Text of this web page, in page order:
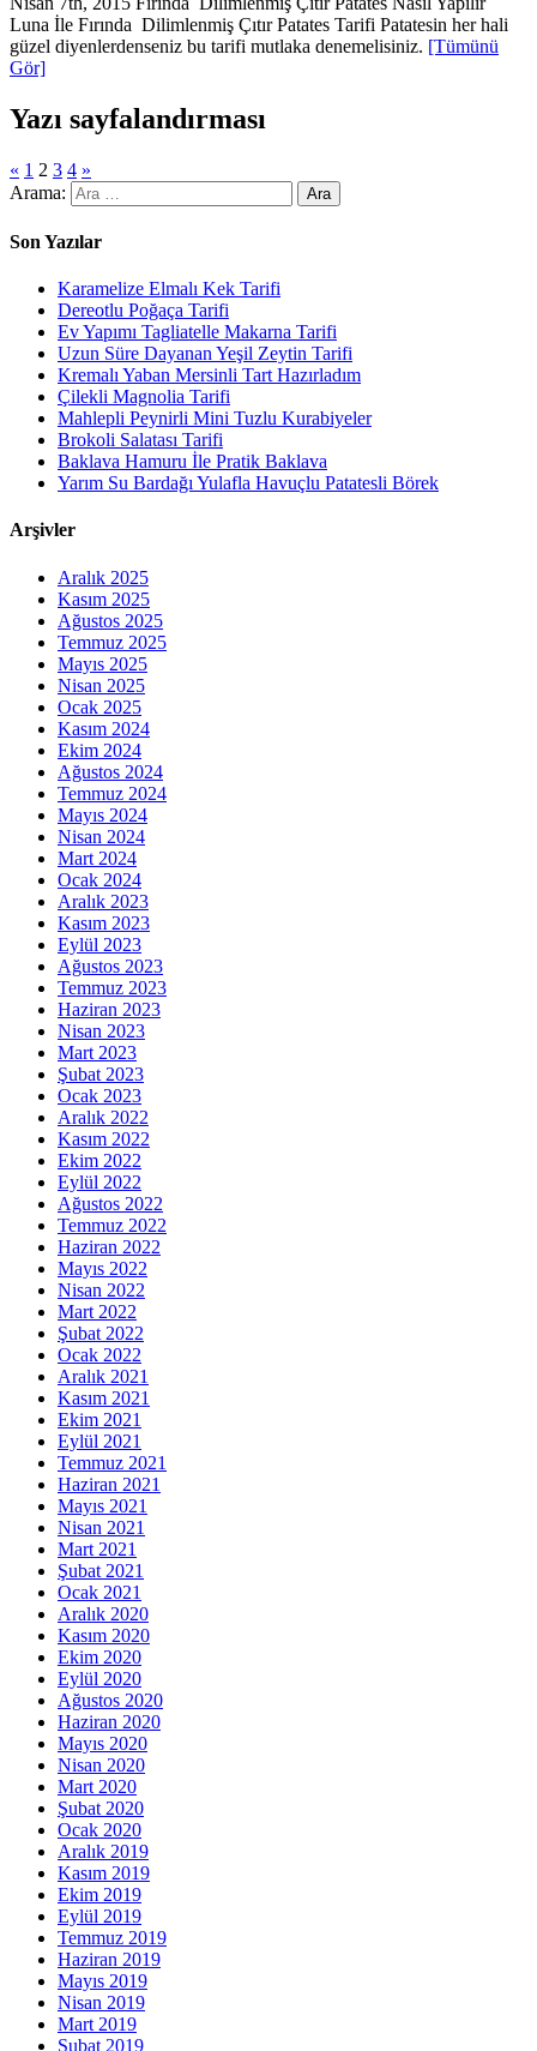
Luna İle Fırında Dilimlenmiş Çıtır Patates Tarifi Patatesin her hali
güzel diyenlerdenseniz bu tarifi mutlaka denemelisiniz. [Tümünü
Gör]
Yazı sayfalandırması
« 1 2 3 4 »
Arama:
Son Yazılar
Karamelize Elmalı Kek Tarifi
Dereotlu Poğaça Tarifi
Ev Yapımı Tagliatelle Makarna Tarifi
Uzun Süre Dayanan Yeşil Zeytin Tarifi
Kremalı Yaban Mersinli Tart Hazırladım
Çilekli Magnolia Tarifi
Mahlepli Peynirli Mini Tuzlu Kurabiyeler
Brokoli Salatası Tarifi
Baklava Hamuru İle Pratik Baklava
Yarım Su Bardağı Yulafla Havuçlu Patatesli Börek
Arşivler
Aralık 2025
Kasım 2025
Ağustos 2025
Temmuz 2025
Mayıs 2025
Nisan 2025
Ocak 2025
Kasım 2024
Ekim 2024
Ağustos 2024
Temmuz 2024
Mayıs 2024
Nisan 2024
Mart 2024
Ocak 2024
Aralık 2023
Kasım 2023
Eylül 2023
Ağustos 2023
Temmuz 2023
Haziran 2023
Nisan 2023
Mart 2023
Şubat 2023
Ocak 2023
Aralık 2022
Kasım 2022
Ekim 2022
Eylül 2022
Ağustos 2022
Temmuz 2022
Haziran 2022
Mayıs 2022
Nisan 2022
Mart 2022
Şubat 2022
Ocak 2022
Aralık 2021
Kasım 2021
Ekim 2021
Eylül 2021
Temmuz 2021
Haziran 2021
Mayıs 2021
Nisan 2021
Mart 2021
Şubat 2021
Ocak 2021
Aralık 2020
Kasım 2020
Ekim 2020
Eylül 2020
Ağustos 2020
Haziran 2020
Mayıs 2020
Nisan 2020
Mart 2020
Şubat 2020
Ocak 2020
Aralık 2019
Kasım 2019
Ekim 2019
Eylül 2019
Temmuz 2019
Haziran 2019
Mayıs 2019
Nisan 2019
Mart 2019
Şubat 2019